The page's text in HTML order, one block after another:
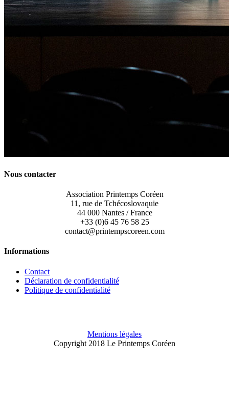
Nous contacter
Association Printemps Coréen
11, rue de Tchécoslovaquie
44 000 Nantes / France
+33 (0)6 45 76 58 25
contact@printempscoreen.com
Informations
Contact
Déclaration de confidentialité
Politique de confidentialité
Mentions légales
Copyright 2018 Le Printemps Coréen